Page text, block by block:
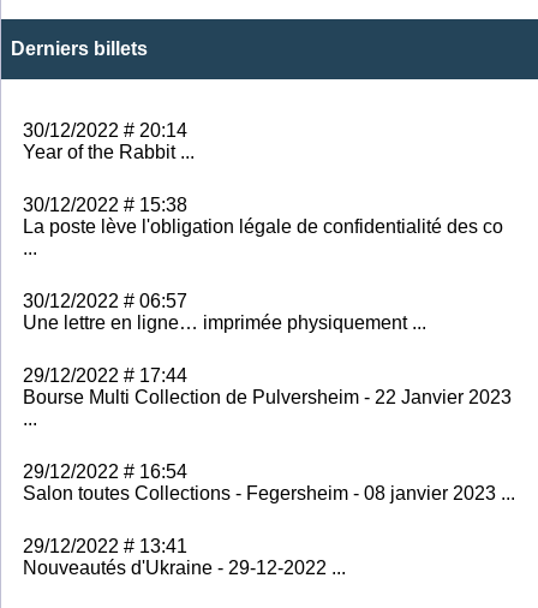
Derniers billets
30/12/2022 # 20:14
Year of the Rabbit ...
30/12/2022 # 15:38
La poste lève l'obligation légale de confidentialité des co
...
30/12/2022 # 06:57
Une lettre en ligne… imprimée physiquement ...
29/12/2022 # 17:44
Bourse Multi Collection de Pulversheim - 22 Janvier 2023
...
29/12/2022 # 16:54
Salon toutes Collections - Fegersheim - 08 janvier 2023 ...
29/12/2022 # 13:41
Nouveautés d'Ukraine - 29-12-2022 ...